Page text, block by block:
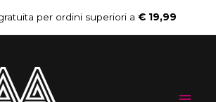
per ordini superiori a € 19,99